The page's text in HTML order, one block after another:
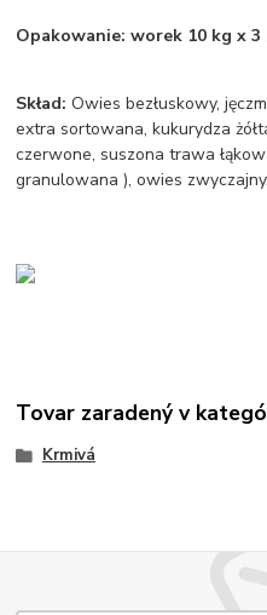
Opakowanie: worek 10 kg x 3
Skład: Owies bezłuskowy,
extra sortowana, kukurydza
czerwone, suszona trawa
granulowana ), owies
Tovar zaradený v
Krmivá